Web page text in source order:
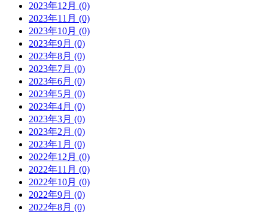
2023年12月 (0)
2023年11月 (0)
2023年10月 (0)
2023年9月 (0)
2023年8月 (0)
2023年7月 (0)
2023年6月 (0)
2023年5月 (0)
2023年4月 (0)
2023年3月 (0)
2023年2月 (0)
2023年1月 (0)
2022年12月 (0)
2022年11月 (0)
2022年10月 (0)
2022年9月 (0)
2022年8月 (0)